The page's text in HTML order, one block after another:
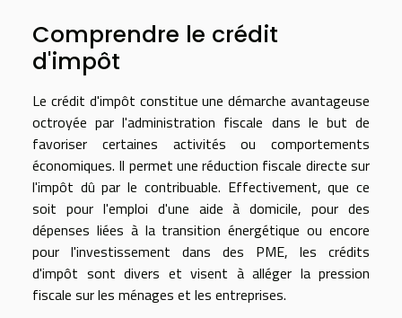
Comprendre le crédit
d'impôt
Le crédit d'impôt constitue une démarche avantageuse
octroyée par l'administration fiscale dans le but de
favoriser certaines activités ou comportements
économiques. Il permet une réduction fiscale directe sur
l'impôt dû par le contribuable. Effectivement, que ce
soit pour l'emploi d'une aide à domicile, pour des
dépenses liées à la transition énergétique ou encore
pour l'investissement dans des PME, les crédits
d'impôt sont divers et visent à alléger la pression
fiscale sur les ménages et les entreprises.